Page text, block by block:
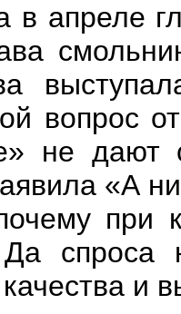
в апреле
вопрос
не дают
«А
при
качества